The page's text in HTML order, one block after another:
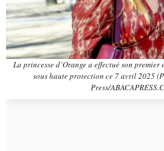
La princesse d’Orange a effectué son premier
sous haute protection ce 7 avril 2025
Press/